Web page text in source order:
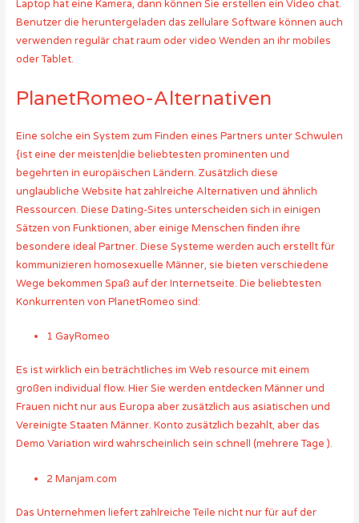
Laptop hat eine Kamera, dann können Sie erstellen ein Video chat.
Benutzer die heruntergeladen das zellulare Software können auch
verwenden regulär chat raum oder video Wenden an ihr mobiles
oder Tablet.
PlanetRomeo-Alternativen
Eine solche ein System zum Finden eines Partners unter Schwulen
{ist eine der meisten|die beliebtesten prominenten und
begehrten in europäischen Ländern. Zusätzlich diese
unglaubliche Website hat zahlreiche Alternativen und ähnlich
Ressourcen. Diese Dating-Sites unterscheiden sich in einigen
Sätzen von Funktionen, aber einige Menschen finden ihre
besondere ideal Partner. Diese Systeme werden auch erstellt für
kommunizieren homosexuelle Männer, sie bieten verschiedene
Wege bekommen Spaß auf der Internetseite. Die beliebtesten
Konkurrenten von PlanetRomeo sind:
1 GayRomeo
Es ist wirklich ein beträchtliches im Web resource mit einem
großen individual flow. Hier Sie werden entdecken Männer und
Frauen nicht nur aus Europa aber zusätzlich aus asiatischen und
Vereinigte Staaten Männer. Konto zusätzlich bezahlt, aber das
Demo Variation wird wahrscheinlich sein schnell (mehrere Tage ).
2 Manjam.com
Das Unternehmen liefert zahlreiche Teile nicht nur für auf der